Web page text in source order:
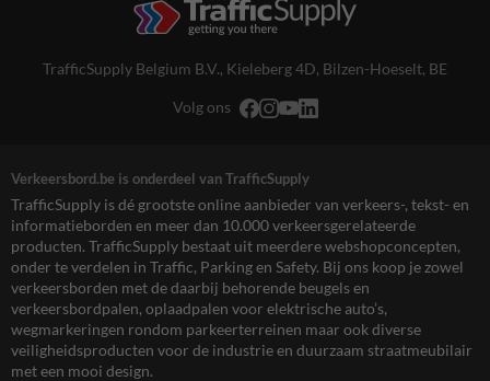
TrafficSupply Belgium B.V., Kieleberg 4D, Bilzen-Hoeselt, BE
Volg ons
Verkeersbord.be is onderdeel van TrafficSupply
TrafficSupply is dé grootste online aanbieder van verkeers-, tekst- en
informatieborden en meer dan 10.000 verkeersgerelateerde
producten. TrafficSupply bestaat uit meerdere webshopconcepten,
onder te verdelen in Traffic, Parking en Safety. Bij ons koop je zowel
verkeersborden met de daarbij behorende beugels en
verkeersbordpalen, oplaadpalen voor elektrische auto’s,
wegmarkeringen rondom parkeerterreinen maar ook diverse
veiligheidsproducten voor de industrie en duurzaam straatmeubilair
met een mooi design.